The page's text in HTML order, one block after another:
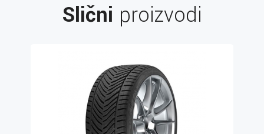
Slični proizvodi